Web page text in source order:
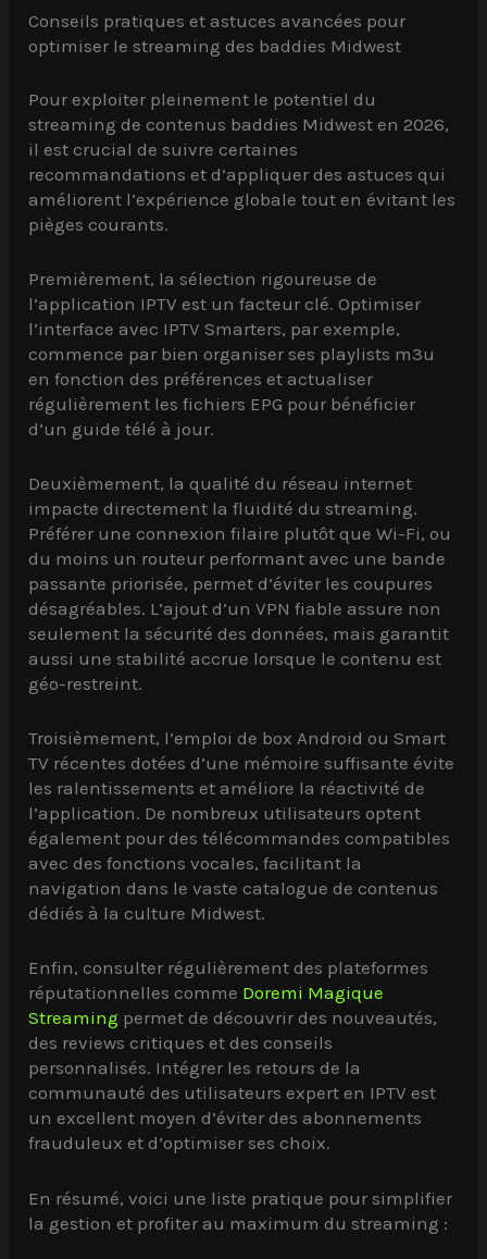
Conseils pratiques et astuces avancées pour
optimiser le streaming des baddies Midwest
Pour exploiter pleinement le potentiel du
streaming de contenus baddies Midwest en 2026,
il est crucial de suivre certaines
recommandations et d’appliquer des astuces qui
améliorent l’expérience globale tout en évitant les
pièges courants.
Premièrement, la sélection rigoureuse de
l’application IPTV est un facteur clé. Optimiser
l’interface avec IPTV Smarters, par exemple,
commence par bien organiser ses playlists m3u
en fonction des préférences et actualiser
régulièrement les fichiers EPG pour bénéficier
d’un guide télé à jour.
Deuxièmement, la qualité du réseau internet
impacte directement la fluidité du streaming.
Préférer une connexion filaire plutôt que Wi-Fi, ou
du moins un routeur performant avec une bande
passante priorisée, permet d’éviter les coupures
désagréables. L’ajout d’un VPN fiable assure non
seulement la sécurité des données, mais garantit
aussi une stabilité accrue lorsque le contenu est
géo-restreint.
Troisièmement, l’emploi de box Android ou Smart
TV récentes dotées d’une mémoire suffisante évite
les ralentissements et améliore la réactivité de
l’application. De nombreux utilisateurs optent
également pour des télécommandes compatibles
avec des fonctions vocales, facilitant la
navigation dans le vaste catalogue de contenus
dédiés à la culture Midwest.
Enfin, consulter régulièrement des plateformes
réputationnelles comme Doremi Magique
Streaming permet de découvrir des nouveautés,
des reviews critiques et des conseils
personnalisés. Intégrer les retours de la
communauté des utilisateurs expert en IPTV est
un excellent moyen d’éviter des abonnements
frauduleux et d’optimiser ses choix.
En résumé, voici une liste pratique pour simplifier
la gestion et profiter au maximum du streaming :